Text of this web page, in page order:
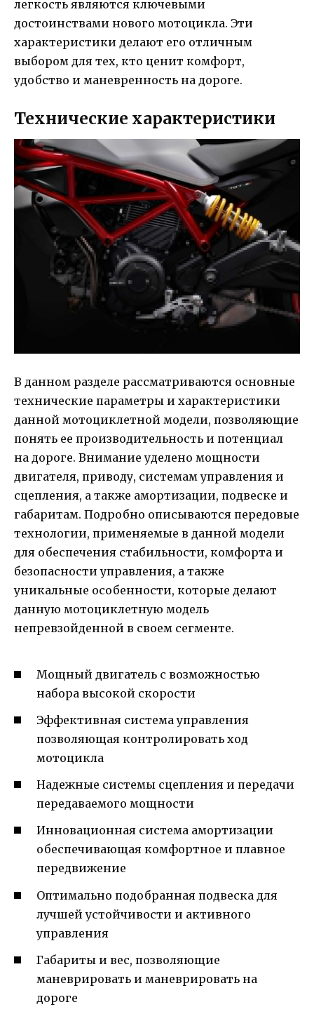
легкость являются ключевыми
достоинствами нового мотоцикла. Эти
характеристики делают его отличным
выбором для тех, кто ценит комфорт,
удобство и маневренность на дороге.
Технические характеристики
В данном разделе рассматриваются основные
технические параметры и характеристики
данной мотоциклетной модели, позволяющие
понять ее производительность и потенциал
на дороге. Внимание уделено мощности
двигателя, приводу, системам управления и
сцепления, а также амортизации, подвеске и
габаритам. Подробно описываются передовые
технологии, применяемые в данной модели
для обеспечения стабильности, комфорта и
безопасности управления, а также
уникальные особенности, которые делают
данную мотоциклетную модель
непревзойденной в своем сегменте.
Мощный двигатель с возможностью
набора высокой скорости
Эффективная система управления
позволяющая контролировать ход
мотоцикла
Надежные системы сцепления и передачи
передаваемого мощности
Инновационная система амортизации
обеспечивающая комфортное и плавное
передвижение
Оптимально подобранная подвеска для
лучшей устойчивости и активного
управления
Габариты и вес, позволяющие
маневрировать и маневрировать на
дороге